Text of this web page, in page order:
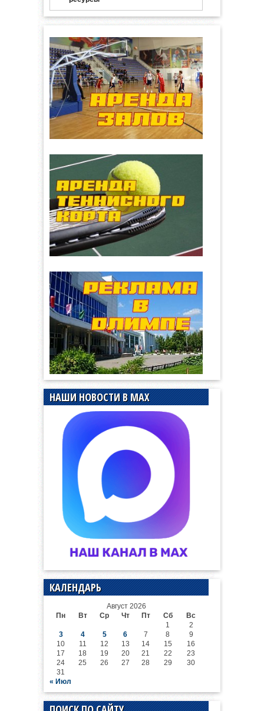
НАШИ НОВОСТИ В MAX
КАЛЕНДАРЬ
Август 2026
Пн
Вт Ср Чт Пт Сб
Вс
1
2
3
4 5 6 7 8
9
10
11 12 13 14 15
16
17
18 19 20 21 22
23
24
25 26 27 28 29
30
31
« Июл